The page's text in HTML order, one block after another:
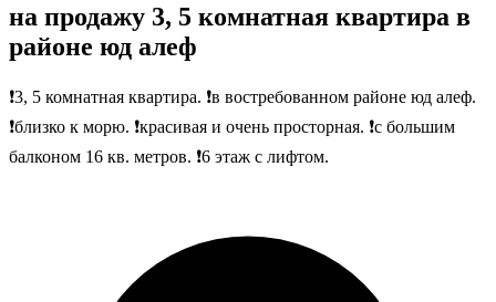
на продажу 3, 5 комнатная квартира в
районе юд алеф
❗3, 5 комнатная квартира. ❗в востребованном районе юд алеф.
❗близко к морю. ❗красивая и очень просторная. ❗с большим
балконом 16 кв. метров. ❗6 этаж с лифтом.